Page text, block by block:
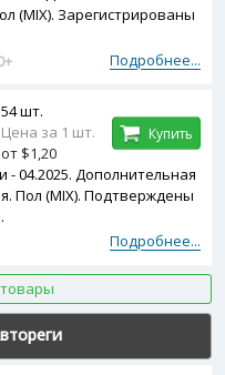
(MIX). Зарегистрированы
Подробнее...
04.2025. Дополнительная
Пол (MIX). Подтверждены
Подробнее...
54 шт.
Цена за 1 шт.
от $1,20
Купить